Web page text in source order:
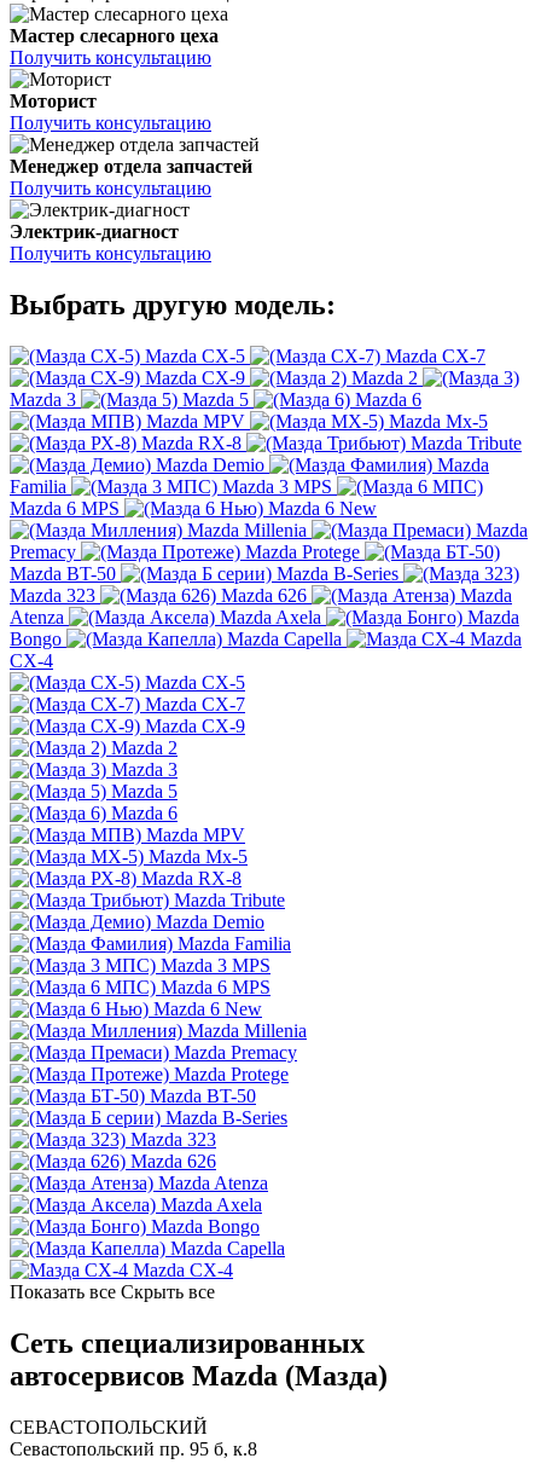
Мастер слесарного цеха
Получить консультацию
Моторист
Получить консультацию
Менеджер отдела запчастей
Получить консультацию
Электрик-диагност
Получить консультацию
Выбрать другую модель:
Mazda CX-5
Mazda CX-7
Mazda CX-9
Mazda 2
Mazda 3
Mazda 5
Mazda 6
Mazda MPV
Mazda Mx-5
Mazda RX-8
Mazda Tribute
Mazda Demio
Mazda
Familia
Mazda 3 MPS
Mazda 6 MPS
Mazda 6 New
Mazda Millenia
Mazda
Premacy
Mazda Protege
Mazda BT-50
Mazda B-Series
Mazda 323
Mazda 626
Mazda
Atenza
Mazda Axela
Mazda
Bongo
Mazda Capella
Mazda
CX-4
Mazda CX-5
Mazda CX-7
Mazda CX-9
Mazda 2
Mazda 3
Mazda 5
Mazda 6
Mazda MPV
Mazda Mx-5
Mazda RX-8
Mazda Tribute
Mazda Demio
Mazda Familia
Mazda 3 MPS
Mazda 6 MPS
Mazda 6 New
Mazda Millenia
Mazda Premacy
Mazda Protege
Mazda BT-50
Mazda B-Series
Mazda 323
Mazda 626
Mazda Atenza
Mazda Axela
Mazda Bongo
Mazda Capella
Mazda CX-4
Показать все Скрыть все
Сеть специализированных
автосервисов Mazda (Мазда)
СЕВАСТОПОЛЬСКИЙ
Севастопольский пр. 95 б, к.8